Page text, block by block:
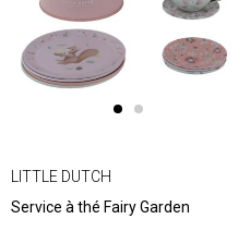
LITTLE DUTCH
Service à thé Fairy Garden